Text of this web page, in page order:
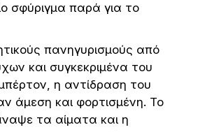
σφύριγμα παρά για το
πανηγυρισμούς από
και συγκεκριμένα του
η αντίδραση του
άμεση και φορτισμένη. Το
τα αίματα και η